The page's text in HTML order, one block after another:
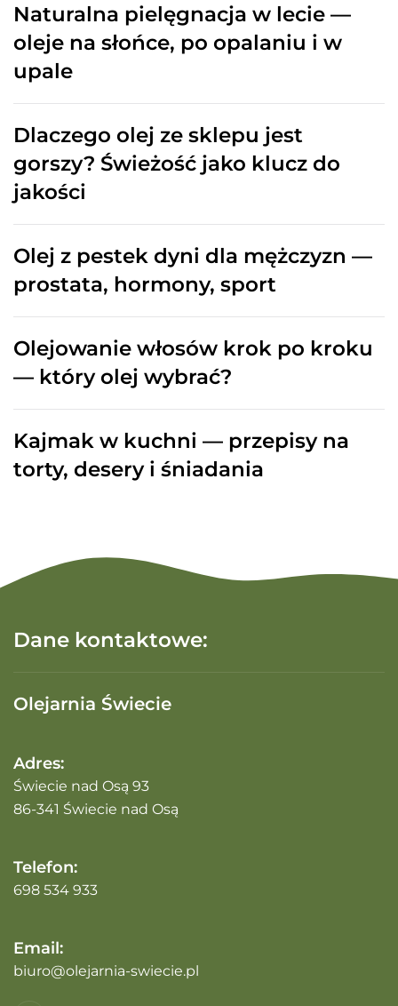
Naturalna pielęgnacja w lecie —
oleje na słońce, po opalaniu i w
upale
Dlaczego olej ze sklepu jest
gorszy? Świeżość jako klucz do
jakości
Olej z pestek dyni dla mężczyzn —
prostata, hormony, sport
Olejowanie włosów krok po kroku
— który olej wybrać?
Kajmak w kuchni — przepisy na
torty, desery i śniadania
Dane kontaktowe:
Olejarnia Świecie
Adres:
Świecie nad Osą 93
86-341 Świecie nad Osą
Telefon:
698 534 933
Email:
biuro@olejarnia-swiecie.pl